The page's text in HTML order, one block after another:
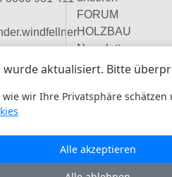
+ Italien:
4769 233 641
FORUM
HOLZBAU
Newsletter
abonnieren
tragen Sie
Email-
Adresse ein: